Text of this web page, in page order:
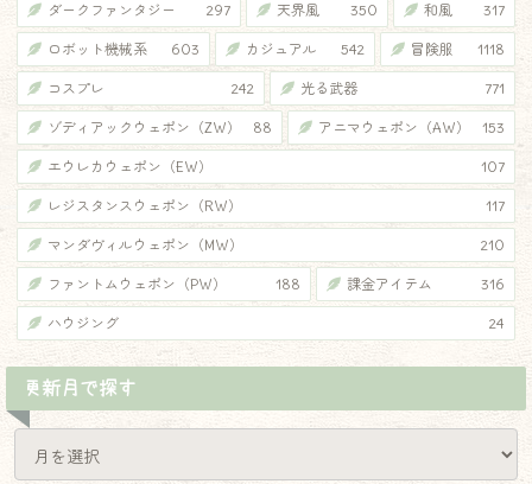
ダークファンタジー 297 天界風 350 和風 317
ロボット機械系 603 カジュアル 542 冒険服 1118
コスプレ 242 光る武器 771
ゾディアックウェポン（ZW） 88 アニマウェポン（AW） 153
エウレカウェポン（EW） 107
レジスタンスウェポン（RW） 117
マンダヴィルウェポン（MW） 210
ファントムウェポン（PW） 188 課金アイテム 316
ハウジング 24
更新月で探す